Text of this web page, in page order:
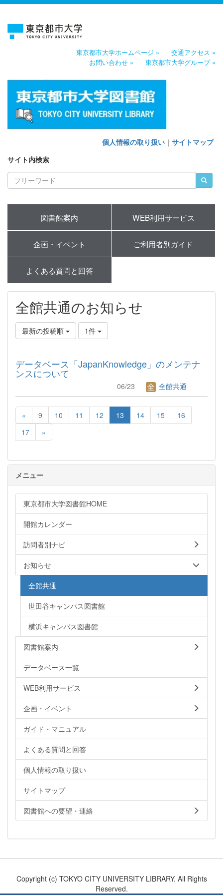
東京都市大学ホームページ »
交通アクセス »
お問い合わせ »
東京都市大学グループ »
個人情報の取り扱い ｜ サイトマップ
サイト内検索
図書館案内 WEB利用サービス
企画・イベント ご利用者別ガイド
よくある質問と回答
全館共通のお知らせ
最新の投稿順 1件
データベース「JapanKnowledge」のメンテナ
ンスについて
06/23 全館共通
« 9 10 11 12 13 14 15
16
17
»
メニュー
東京都市大学図書館HOME
開館カレンダー
訪問者別ナビ
お知らせ
全館共通
世田谷キャンパス図書館
横浜キャンパス図書館
図書館案内
データベース一覧
WEB利用サービス
企画・イベント
ガイド・マニュアル
よくある質問と回答
個人情報の取り扱い
サイトマップ
図書館への要望・連絡
Copyright (c) TOKYO CITY UNIVERSITY LIBRARY. All Rights
Reserved.